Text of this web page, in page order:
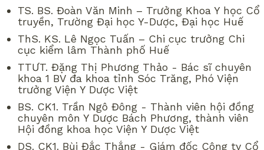
TS. BS. Đoàn Văn Minh – Trưởng Khoa Y học Cổ
truyền, Trường Đại học Y-Dược, Đại học Huế
ThS. KS. Lê Ngọc Tuấn – Chi cục trưởng Chi
cục kiểm lâm Thành phố Huế
TTƯT. Đặng Thị Phương Thảo - Bác sĩ chuyên
khoa 1 BV đa khoa tỉnh Sóc Trăng, Phó Viện
trưởng Viện Y Dược Việt
BS. CK1. Trần Ngô Đông - Thành viên hội đồng
chuyên môn Y Dược Bách Phương, thành viên
Hội đồng khoa học Viện Y Dược Việt
DS. CK1. Bùi Đắc Thắng - Giám đốc Công ty Cổ